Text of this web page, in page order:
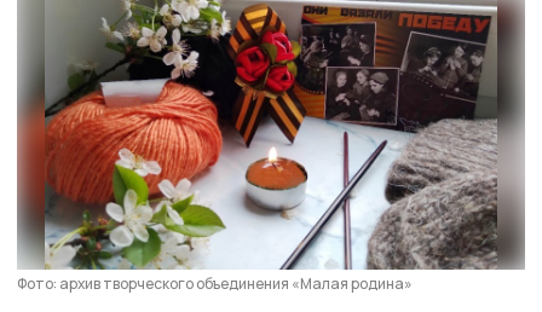
Фото: архив творческого объединения «Малая родина»